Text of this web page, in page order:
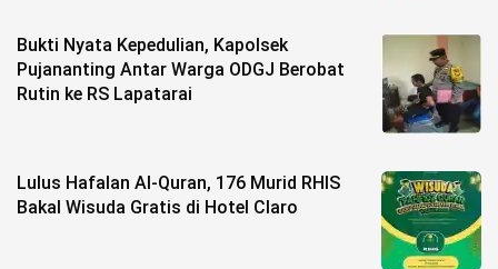
Bukti Nyata Kepedulian, Kapolsek
Pujananting Antar Warga ODGJ Berobat
Rutin ke RS Lapatarai
Lulus Hafalan Al-Quran, 176 Murid RHIS
Bakal Wisuda Gratis di Hotel Claro